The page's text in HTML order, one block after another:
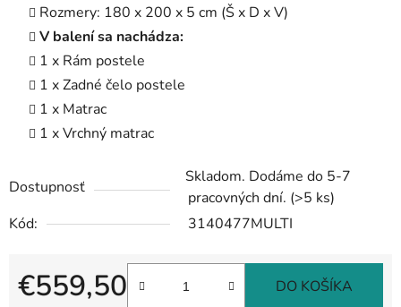
Rozmery: 180 x 200 x 5 cm (Š x D x V)
V balení sa nachádza:
1 x Rám postele
1 x Zadné čelo postele
1 x Matrac
1 x Vrchný matrac
Dostupnosť
Skladom. Dodáme do 5-7
pracovných dní. (>5 ks)
Kód:
3140477MULTI
€559,50 DO KOŠÍKA